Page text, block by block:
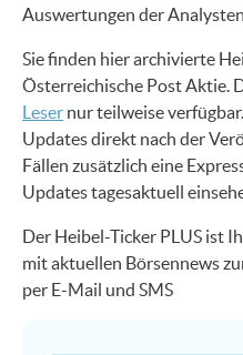
Auswertungen der
Sie finden hier archivierte
Österreichische Post Aktie.
Leser nur teilweise verfügbar.
Updates direkt nach der
Fällen zusätzlich eine
Updates tagesaktuell
Der Heibel-Ticker PLUS ist
mit aktuellen Börsennews
per E-Mail und SMS